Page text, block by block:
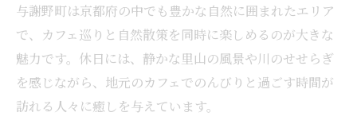
カフェで過ごす心やすらぐ与謝野町の時間
癒し空間を演出するカフェのインテリア特
集
与謝野町カフェで体感する自然と調和した
空間
与謝野町は京都府の中でも豊かな自然に囲まれたエリア
で、カフェ巡りと自然散策を同時に楽しめるのが大きな
魅力です。休日には、静かな里山の風景や川のせせらぎ
を感じながら、地元のカフェでのんびりと過ごす時間が
訪れる人々に癒しを与えています。